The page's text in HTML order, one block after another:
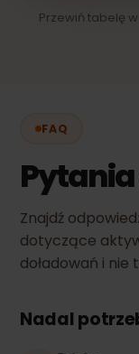
Przewiń tabelę
FAQ
Pytania
Znajdź
dotyczące
doładowań i nie
Nadal